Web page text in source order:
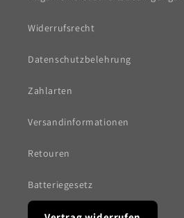
Widerrufsrecht
Datenschutzbelehrung
Zahlarten
Versandinformationen
Retouren
Batteriegesetz